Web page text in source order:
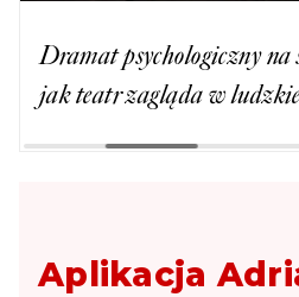
Dramat psychologiczny na
jak teatr zagląda w
Aplikacja